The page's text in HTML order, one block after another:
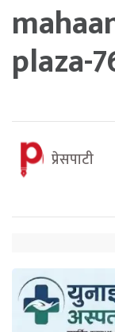
plaza-
प्रेसपाटी